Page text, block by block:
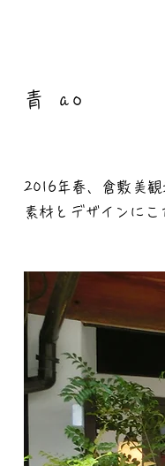
青 ao
2016年春、倉敷美
素材とデザインに